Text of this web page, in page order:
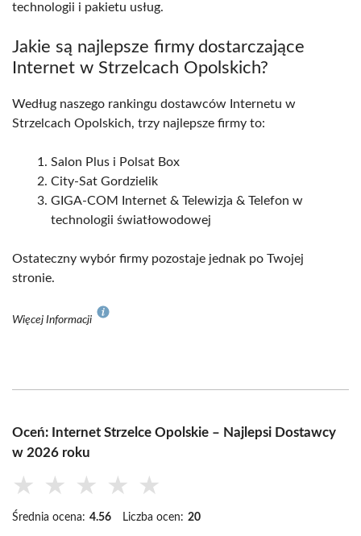
technologii i pakietu usług.
Jakie są najlepsze firmy dostarczające
Internet w Strzelcach Opolskich?
Według naszego rankingu dostawców Internetu w
Strzelcach Opolskich, trzy najlepsze firmy to:
Salon Plus i Polsat Box
City-Sat Gordzielik
GIGA-COM Internet & Telewizja & Telefon w
technologii światłowodowej
Ostateczny wybór firmy pozostaje jednak po Twojej
stronie.
Więcej Informacji
Oceń: Internet Strzelce Opolskie – Najlepsi Dostawcy
w 2026 roku
★ ★ ★ ★ ★
Średnia ocena: 4.56 Liczba ocen: 20